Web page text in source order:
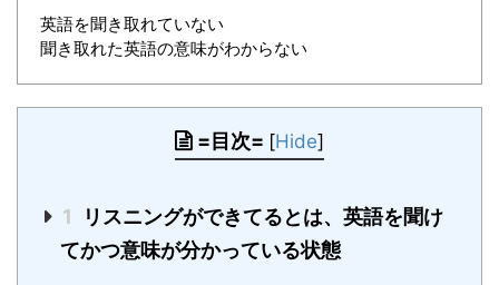
英語を聞き取れていない
聞き取れた英語の意味がわからない
=目次= [Hide]
1
リスニングができてるとは、英語を聞け
てかつ意味が分かっている状態